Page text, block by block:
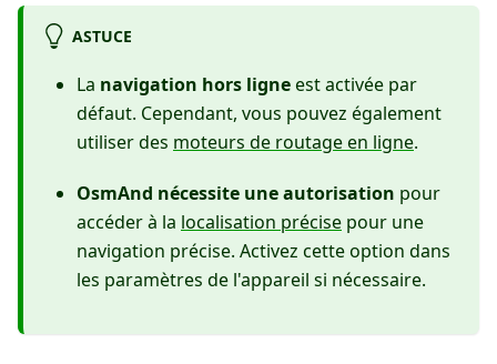
ASTUCE
La navigation hors ligneest activée par
défaut. Cependant, vous pouvez également
utiliser des moteurs de routage en ligne.
OsmAnd nécessite une autorisation pour
accéder à la localisation précise pour une
navigation précise. Activez cette option dans
les paramètres de l'appareil si nécessaire.